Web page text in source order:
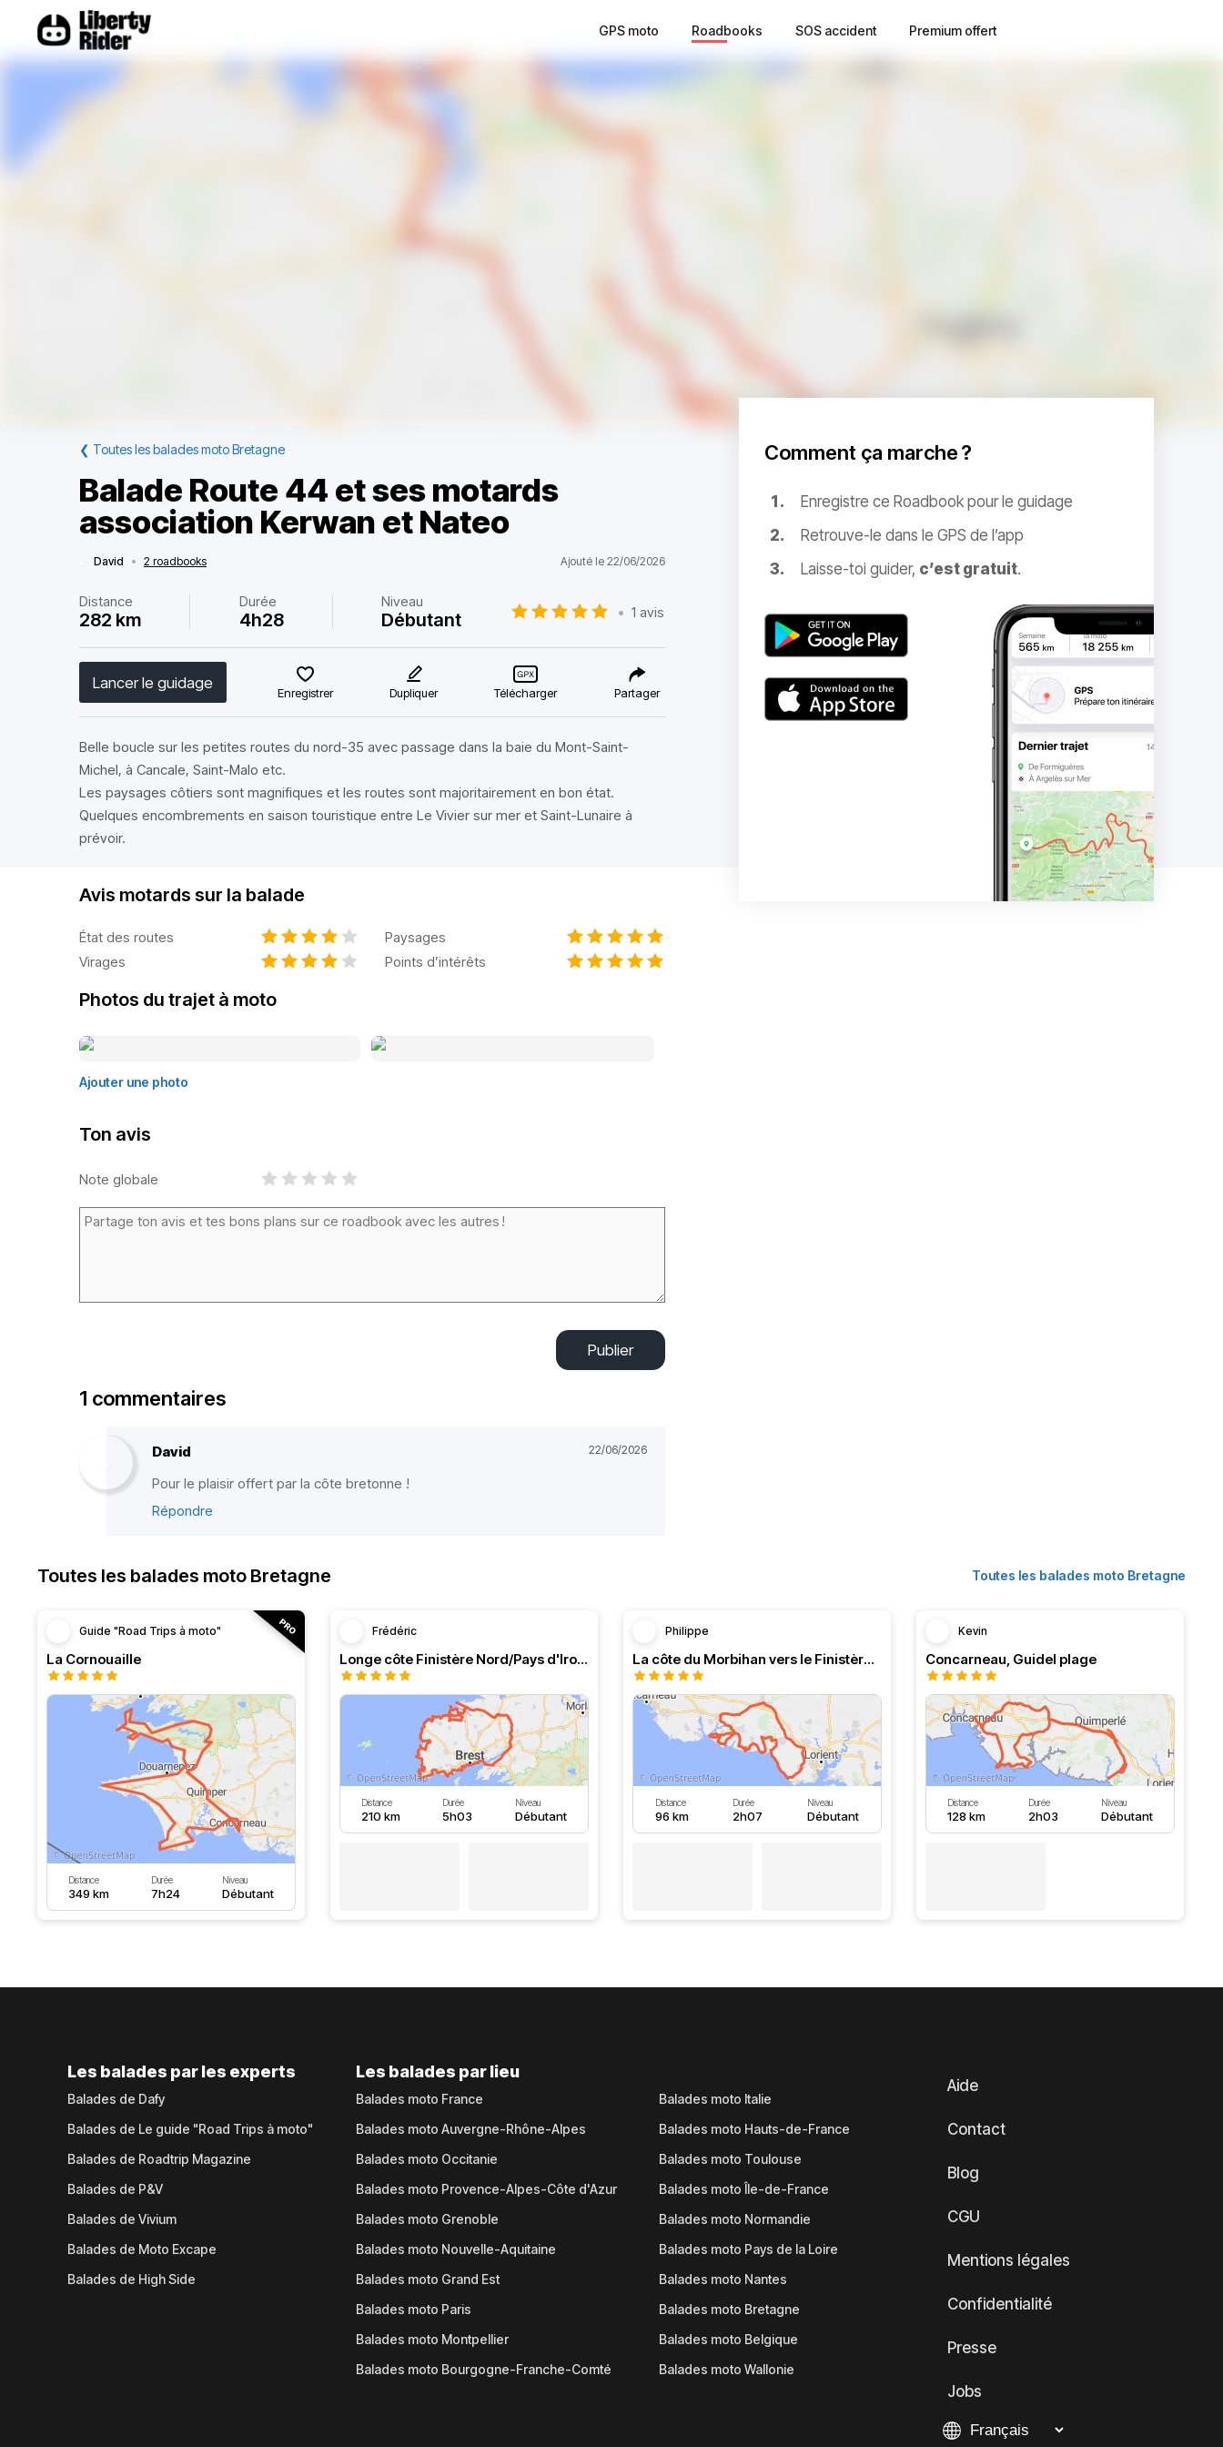
GPS moto Roadbooks SOS accident Premium offert
❮ Toutes les balades moto Bretagne
Balade Route 44 et ses motards
association Kerwan et Nateo
David • 2 roadbooks Ajouté le 22/06/2026
Distance
282 km
Durée
4h28
Niveau
Débutant • 1 avis
Lancer le guidage
Enregistrer Dupliquer Télécharger Partager
Belle boucle sur les petites routes du nord-35 avec passage dans la baie du Mont-Saint-
Michel, à Cancale, Saint-Malo etc.
Les paysages côtiers sont magnifiques et les routes sont majoritairement en bon état.
Quelques encombrements en saison touristique entre Le Vivier sur mer et Saint-Lunaire à
prévoir.
Comment ça marche ?
Enregistre ce Roadbook pour le guidage
Retrouve-le dans le GPS de l’app
Laisse-toi guider, c’est gratuit.
Avis motards sur la balade
État des routes
Paysages
Virages
Points d’intérêts
Photos du trajet à moto
Ajouter une photo
Ton avis
Note globale
Publier
1 commentaires
David 22/06/2026
Pour le plaisir offert par la côte bretonne !
Répondre
Toutes les balades moto Bretagne Toutes les balades moto Bretagne
Guide "Road Trips à moto"
La Cornouaille
Distance
349 km
Durée
7h24
Niveau
Débutant
Frédéric
Longe côte Finistère Nord/Pays d'Iroise
Distance
210 km
Durée
5h03
Niveau
Débutant
Philippe
La côte du Morbihan vers le Finistère retour par les terres
Distance
96 km
Durée
2h07
Niveau
Débutant
Kevin
Concarneau, Guidel plage
Distance
128 km
Durée
2h03
Niveau
Débutant
Les balades par les experts
Balades de Dafy
Balades de Le guide "Road Trips à moto"
Balades de Roadtrip Magazine
Balades de P&V
Balades de Vivium
Balades de Moto Excape
Balades de High Side
Les balades par lieu
Balades moto France
Balades moto Auvergne-Rhône-Alpes
Balades moto Occitanie
Balades moto Provence-Alpes-Côte d'Azur
Balades moto Grenoble
Balades moto Nouvelle-Aquitaine
Balades moto Grand Est
Balades moto Paris
Balades moto Montpellier
Balades moto Bourgogne-Franche-Comté
Balades moto Italie
Balades moto Hauts-de-France
Balades moto Toulouse
Balades moto Île-de-France
Balades moto Normandie
Balades moto Pays de la Loire
Balades moto Nantes
Balades moto Bretagne
Balades moto Belgique
Balades moto Wallonie
Aide
Contact
Blog
CGU
Mentions légales
Confidentialité
Presse
Jobs